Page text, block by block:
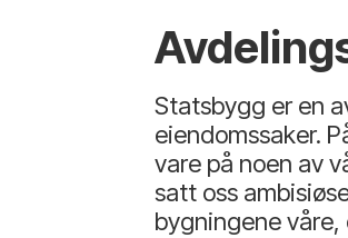
Statsbygg er en
eiendomssaker.
vare på noen av
satt oss
bygningene